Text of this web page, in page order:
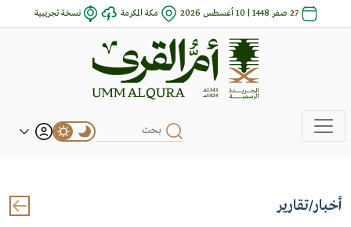
27 صفر 1448 | 10 أغسطس 2026 مكة المكرمة نسخة تجريبية
أخبار/تقارير